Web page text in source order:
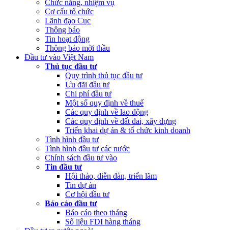
Chức năng, nhiệm vụ
Cơ cấu tổ chức
Lãnh đạo Cục
Thông báo
Tin hoạt động
Thông báo mời thầu
Đầu tư vào Việt Nam
Thủ tục đầu tư
Quy trình thủ tục đầu tư
Ưu đãi đầu tư
Chi phí đầu tư
Một số quy định về thuế
Các quy định về lao động
Các quy định về đất đai, xây dựng
Triển khai dự án & tổ chức kinh doanh
Tình hình đầu tư
Tình hình đầu tư các nước
Chính sách đầu tư vào
Tin đầu tư
Hội thảo, diễn đàn, triển lãm
Tin dự án
Cơ hội đầu tư
Báo cáo đầu tư
Báo cáo theo tháng
Số liệu FDI hàng tháng